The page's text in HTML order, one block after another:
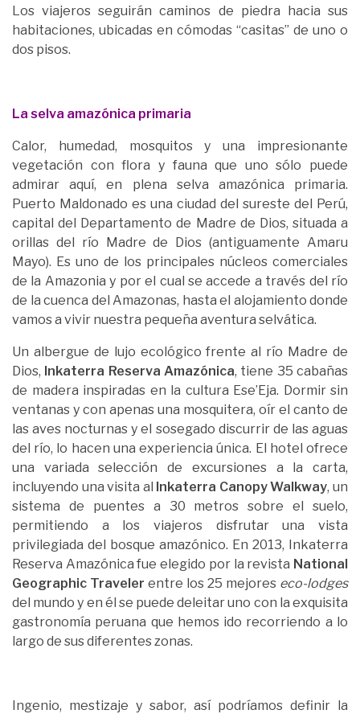
Los viajeros seguirán caminos de piedra hacia sus
habitaciones, ubicadas en cómodas “casitas” de uno o
dos pisos.
La selva amazónica primaria
Calor, humedad, mosquitos y una impresionante
vegetación con flora y fauna que uno sólo puede
admirar aquí, en plena selva amazónica primaria.
Puerto Maldonado es una ciudad del sureste del Perú,
capital del Departamento de Madre de Dios, situada a
orillas del río Madre de Dios (antiguamente Amaru
Mayo). Es uno de los principales núcleos comerciales
de la Amazonia y por el cual se accede a través del río
de la cuenca del Amazonas, hasta el alojamiento donde
vamos a vivir nuestra pequeña aventura selvática.
Un albergue de lujo ecológico frente al río Madre de
Dios, Inkaterra Reserva Amazónica, tiene 35 cabañas
de madera inspiradas en la cultura Ese’Eja. Dormir sin
ventanas y con apenas una mosquitera, oír el canto de
las aves nocturnas y el sosegado discurrir de las aguas
del río, lo hacen una experiencia única. El hotel ofrece
una variada selección de excursiones a la carta,
incluyendo una visita al Inkaterra Canopy Walkway, un
sistema de puentes a 30 metros sobre el suelo,
permitiendo a los viajeros disfrutar una vista
privilegiada del bosque amazónico. En 2013, Inkaterra
Reserva Amazónica fue elegido por la revista National
Geographic Traveler entre los 25 mejores eco-lodges
del mundo y en él se puede deleitar uno con la exquisita
gastronomía peruana que hemos ido recorriendo a lo
largo de sus diferentes zonas.
Ingenio, mestizaje y sabor, así podríamos definir la